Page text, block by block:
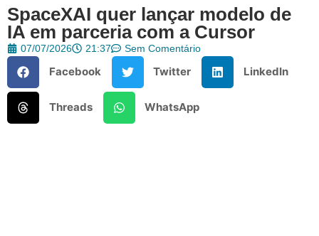
SpaceXAI quer lançar modelo de
IA em parceria com a Cursor
07/07/2026 21:37 Sem Comentário
Facebook Twitter LinkedIn
Threads WhatsApp